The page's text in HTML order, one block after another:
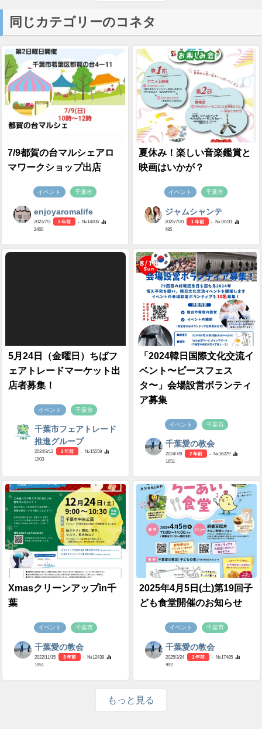
同じカテゴリーのコネタ
7/9都賀の台マルシェアロ
マワークショップ出店
イベント 千葉市
enjoyaromalife
2023/7/3 3 年前
- №14005
2460
夏休み！楽しい音楽鑑賞と
映画はいかが？
イベント 千葉市
ジャムシャンテ
2025/7/20 1 年前
- №18231
485
5月24日（金曜日）ちばフ
ェアトレードマーケット出
店者募集！
イベント 千葉市
千葉市フェアトレード
推進グループ
2024/3/12 2 年前
- №15559
1903
「2024韓日国際文化交流イ
ベント〜ピースフェス
タ〜」会場設営ボランティ
ア募集
イベント 千葉市
千葉愛の教会
2024/7/8 2 年前
- №16229
1651
Xmasクリーンアップin千
葉
イベント 千葉市
千葉愛の教会
2022/11/15 3 年前
- №12438
1951
2025年4月5日(土)第19回子
ども食堂開催のお知らせ
イベント 千葉市
千葉愛の教会
2025/3/24 1 年前
- №17485
992
もっと見る